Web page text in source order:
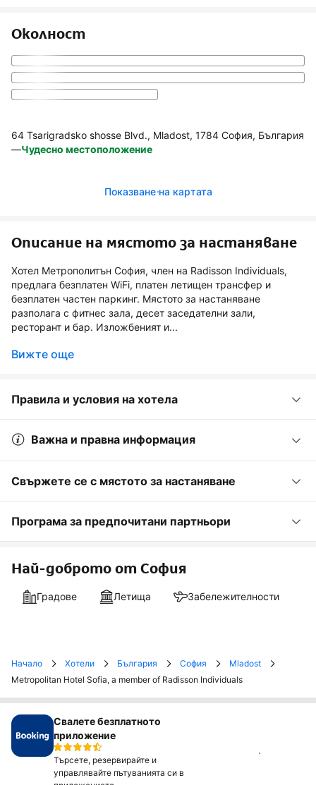
Околност
64 Tsarigradsko shosse Blvd., Mladost, 1784 София, България
—Чудесно местоположение
Показване на картата
Описание на мястото за настаняване
Хотел Метрополитън София, член на Radisson Individuals,
предлага безплатен WiFi, платен летищен трансфер и
безплатен частен паркинг. Мястото за настаняване
разполага с фитнес зала, десет заседателни зали,
ресторант и бар. Изложбеният и...
Вижте още
Правила и условия на хотела
Важна и правна информация
Свържете се с мястото за настаняване
Програма за предпочитани партньори
Най-доброто от София
Градове Летища Забележителности
Начало Хотели България София
Mladost
Metropolitan Hotel Sofia, a member of Radisson Individuals
Свалете безплатното
приложение
Търсете, резервирайте и
управлявайте пътуванията си в
Инсталирай